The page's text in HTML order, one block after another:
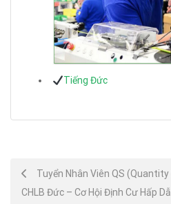
Tiếng Đức
PostTuyển Nhân Viên QS
CHLB Đức – Cơ Hội Định Cư Hấp